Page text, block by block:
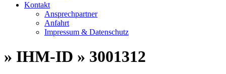
Kontakt
Ansprechpartner
Anfahrt
Impressum & Datenschutz
» IHM-ID » 3001312